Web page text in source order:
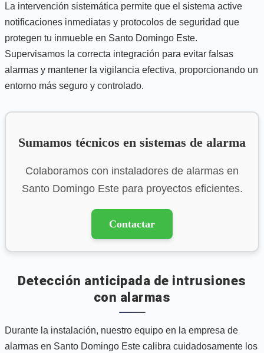
La intervención sistemática permite que el sistema active
notificaciones inmediatas y protocolos de seguridad que
protegen tu inmueble en Santo Domingo Este.
Supervisamos la correcta integración para evitar falsas
alarmas y mantener la vigilancia efectiva, proporcionando un
entorno más seguro y controlado.
Sumamos técnicos en sistemas de alarma
Colaboramos con instaladores de alarmas en
Santo Domingo Este para proyectos eficientes.
Contactar
Detección anticipada de intrusiones
con alarmas
Durante la instalación, nuestro equipo en la empresa de
alarmas en Santo Domingo Este calibra cuidadosamente los